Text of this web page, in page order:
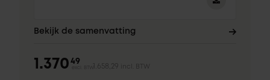
Bekijk de samenvatting
1.370 49
1.658,29 incl. BTW